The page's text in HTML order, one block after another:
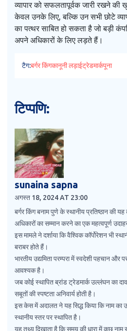
व्यापार को सफलतापूर्वक जारी रखने की
केवल उनके लिए, बल्कि उन सभी छोटे
का पत्थर साबित हो सकता है जो बड़ी
अपने अधिकारों के लिए लड़ते हैं।
टैग:बर्गर किंगकानूनी लड़ाईट्रेडमार्कपूना
टिप्पणि:
sunaina sapna
अगस्त 18, 2024 AT 23:00
बर्गर किंग बनाम पुणे के स्थानीय प्रतिष्ठान की यह
अधिकारों का सम्मान करने का एक महत्वपूर्ण
इस मामले ने दर्शाया कि वैश्विक कॉर्पोरेशन भी
बराबर होते हैं।
भारतीय उद्यमिता परम्परा में स्वदेशी पहचान और
आवश्यक है।
जब कोई स्थापित ब्रांड ट्रेडमार्क उल्लंघन का
सबूतों की स्पष्टता अनिवार्य होती है।
इस केस में अदालत ने यह सिद्ध किया कि नाम का
स्थानीय स्तर पर स्थापित है।
यह तथ्य दिखाता है कि समय की धारा में कुछ नाम